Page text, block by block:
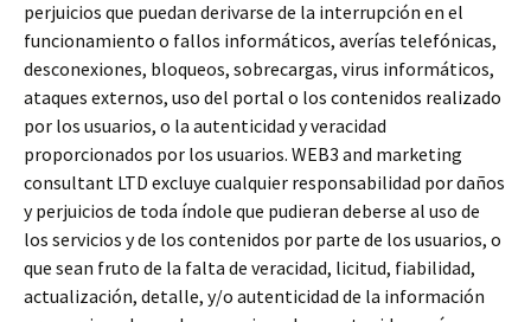
perjuicios que puedan derivarse de la interrupción en el
funcionamiento o fallos informáticos, averías telefónicas,
desconexiones, bloqueos, sobrecargas, virus informáticos,
ataques externos, uso del portal o los contenidos realizado
por los usuarios, o la autenticidad y veracidad
proporcionados por los usuarios. WEB3 and marketing
consultant LTD excluye cualquier responsabilidad por daños
y perjuicios de toda índole que pudieran deberse al uso de
los servicios y de los contenidos por parte de los usuarios, o
que sean fruto de la falta de veracidad, licitud, fiabilidad,
actualización, detalle, y/o autenticidad de la información